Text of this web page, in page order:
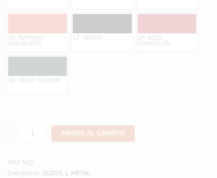
GF. NARANJA
MOLIBDENO
GF. NEGRO GF. ROJO
BERMELLÓN
GF. VERDE THONER
SUPER
cantidad
AÑADIR AL CARRITO
SKU: N/D
Categorías: GLOSS, L. METAL